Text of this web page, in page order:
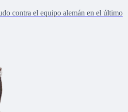
contra el equipo alemán en el último